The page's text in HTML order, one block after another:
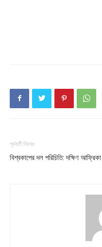
পূর্ববর্তী নিবন্ধ
বিশ্বকাপের দল পরিচিতি: দক্ষিণ আফ্রিকা